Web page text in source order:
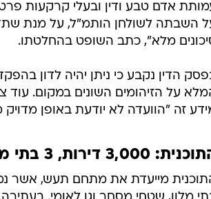
אדם טבע ודין ובעלי קרקעות
השבתה לשולחן הותמ"ל, על מנת
מלא", כתב השופט בהחלטתו.
הדין נקבע כי ניתן יהיה לדון
על הזיהומים השונים במקום. עוד
זה "הוועדה לא יודעת באופן
3,000 דירות, 3 בתי מלון וגן לאומי